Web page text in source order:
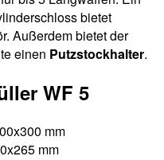
bietet
Außerdem bietet der
einen Putzstockhalter.
WF 5
mm
mm